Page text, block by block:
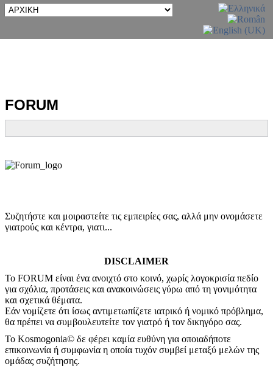
FORUM
Συζητήστε και μοιραστείτε τις εμπειρίες σας, αλλά μην ονομάσετε
γιατρούς και κέντρα, γιατι...
DISCLAIMER
Το FORUM είναι ένα ανοιχτό στο κοινό, χωρίς λογοκρισία πεδίο
για σχόλια, προτάσεις και ανακοινώσεις γύρω από τη γονιμότητα
και σχετικά θέματα.
Εάν νομίζετε ότι ίσως αντιμετωπίζετε ιατρικό ή νομικό πρόβλημα,
θα πρέπει να συμβουλευτείτε τον γιατρό ή τον δικηγόρο σας.
Το Kosmogonia© δε φέρει καμία ευθύνη για οποιαδήποτε
επικοινωνία ή συμφωνία η οποία τυχόν συμβεί μεταξύ μελών της
ομάδας συζήτησης.